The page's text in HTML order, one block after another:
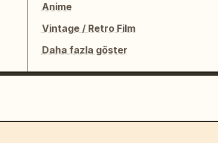
Anime
Vintage / Retro Film
Daha fazla göster